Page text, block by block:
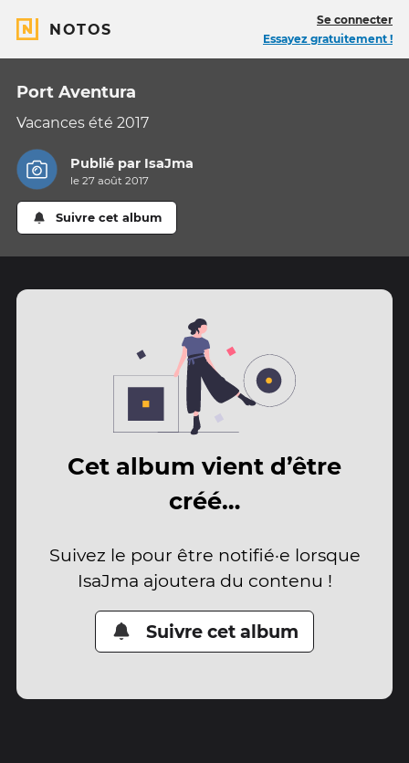
NOTOS
Se connecter
Essayez gratuitement !
Port Aventura
Vacances été 2017
Publié par IsaJma
le 27 août 2017
Suivre cet album
Cet album vient d’être
créé…
Suivez le pour être notifié·e lorsque
IsaJma ajoutera du contenu !
Suivre cet album